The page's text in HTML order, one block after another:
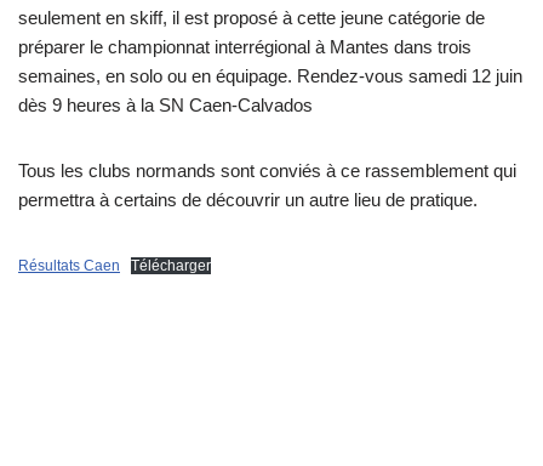
seulement en skiff, il est proposé à cette jeune catégorie de
préparer le championnat interrégional à Mantes dans trois
semaines, en solo ou en équipage. Rendez-vous samedi 12 juin
dès 9 heures à la SN Caen-Calvados
Tous les clubs normands sont conviés à ce rassemblement qui
permettra à certains de découvrir un autre lieu de pratique.
Résultats Caen Télécharger